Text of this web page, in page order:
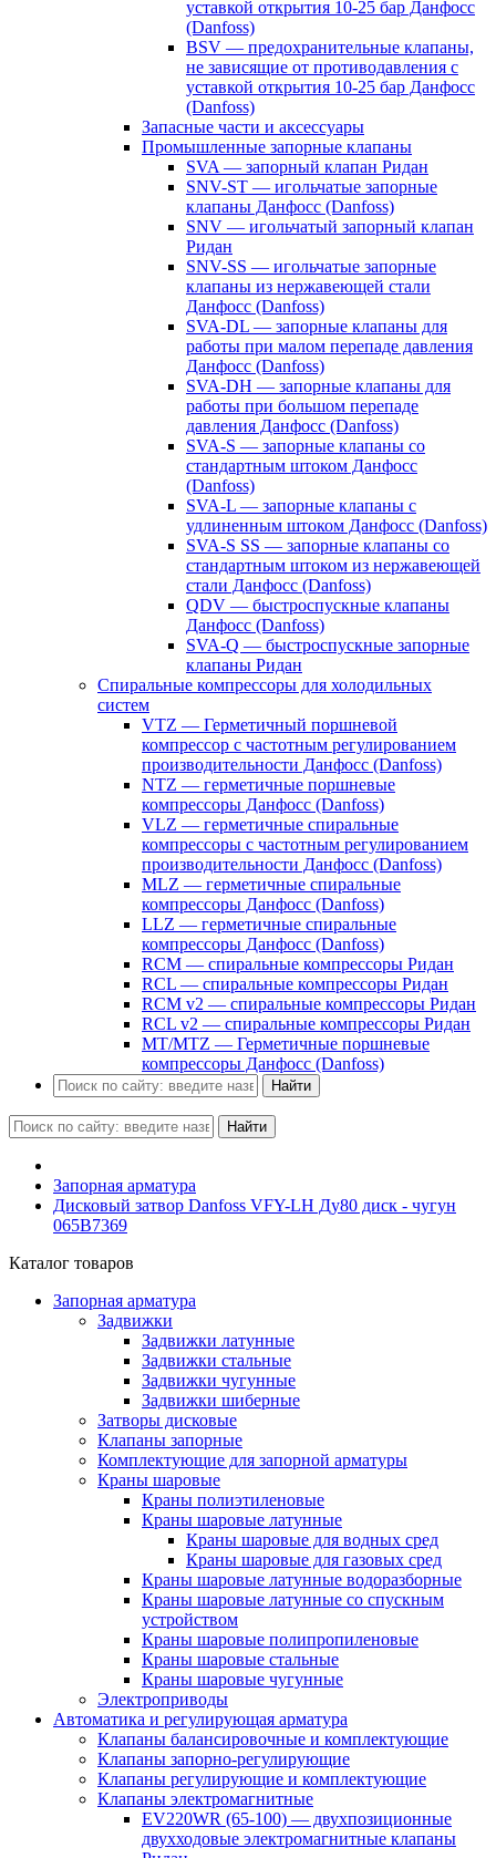
уставкой открытия 10-25 бар Данфосс
(Danfoss)
BSV — предохранительные клапаны,
не зависящие от противодавления с
уставкой открытия 10-25 бар Данфосс
(Danfoss)
Запасные части и аксессуары
Промышленные запорные клапаны
SVA — запорный клапан Ридан
SNV-ST — игольчатые запорные
клапаны Данфосс (Danfoss)
SNV — игольчатый запорный клапан
Ридан
SNV-SS — игольчатые запорные
клапаны из нержавеющей стали
Данфосс (Danfoss)
SVA-DL — запорные клапаны для
работы при малом перепаде давления
Данфосс (Danfoss)
SVA-DH — запорные клапаны для
работы при большом перепаде
давления Данфосс (Danfoss)
SVA-S — запорные клапаны со
стандартным штоком Данфосс
(Danfoss)
SVA-L — запорные клапаны с
удлиненным штоком Данфосс (Danfoss)
SVA-S SS — запорные клапаны со
стандартным штоком из нержавеющей
стали Данфосс (Danfoss)
QDV — быстроспускные клапаны
Данфосс (Danfoss)
SVA-Q — быстроспускные запорные
клапаны Ридан
Спиральные компрессоры для холодильных
систем
VTZ — Герметичный поршневой
компрессор с частотным регулированием
производительности Данфосс (Danfoss)
NTZ — герметичные поршневые
компрессоры Данфосс (Danfoss)
VLZ — герметичные спиральные
компрессоры с частотным регулированием
производительности Данфосс (Danfoss)
MLZ — герметичные спиральные
компрессоры Данфосс (Danfoss)
LLZ — герметичные спиральные
компрессоры Данфосс (Danfoss)
RCM — спиральные компрессоры Ридан
RCL — спиральные компрессоры Ридан
RCM v2 — спиральные компрессоры Ридан
RCL v2 — спиральные компрессоры Ридан
MT/MTZ — Герметичные поршневые
компрессоры Данфосс (Danfoss)
Найти
Найти
Запорная арматура
Дисковый затвор Danfoss VFY-LH Ду80 диск - чугун
065B7369
Каталог товаров
Запорная арматура
Задвижки
Задвижки латунные
Задвижки стальные
Задвижки чугунные
Задвижки шиберные
Затворы дисковые
Клапаны запорные
Комплектующие для запорной арматуры
Краны шаровые
Краны полиэтиленовые
Краны шаровые латунные
Краны шаровые для водных сред
Краны шаровые для газовых сред
Краны шаровые латунные водоразборные
Краны шаровые латунные со спускным
устройством
Краны шаровые полипропиленовые
Краны шаровые стальные
Краны шаровые чугунные
Электроприводы
Автоматика и регулирующая арматура
Клапаны балансировочные и комплектующие
Клапаны запорно-регулирующие
Клапаны регулирующие и комплектующие
Клапаны электромагнитные
EV220WR (65-100) — двухпозиционные
двухходовые электромагнитные клапаны